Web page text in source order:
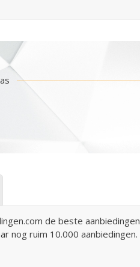
de beste aanbiedingen
nog ruim 10.000 aanbiedingen.